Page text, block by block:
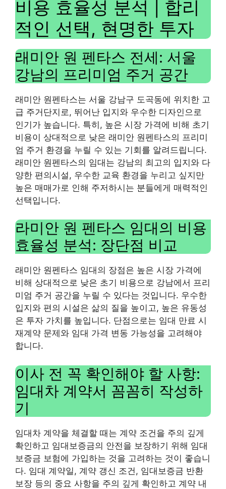
비용 효율성 분석 | 합리
적인 선택, 현명한 투자
래미안 원 펜타스 전세: 서울
강남의 프리미엄 주거 공간
래미안 원펜타스는 서울 강남구 도곡동에 위치한 고
급 주거단지로, 뛰어난 입지와 우수한 디자인으로
인기가 높습니다. 특히, 높은 시장 가격에 비해 초기
비용이 상대적으로 낮은 래미안 원펜타스의 프리미
엄 주거 환경을 누릴 수 있는 기회를 알려드립니다.
래미안 원펜타스의 임대는 강남의 최고의 입지와 다
양한 편의시설, 우수한 교육 환경을 누리고 싶지만
높은 매매가로 인해 주저하시는 분들에게 매력적인
선택입니다.
라미안 원 펜타스 임대의 비용
효율성 분석: 장단점 비교
래미안 원펜타스 임대의 장점은 높은 시장 가격에
비해 상대적으로 낮은 초기 비용으로 강남에서 프리
미엄 주거 공간을 누릴 수 있다는 것입니다. 우수한
입지와 편의 시설은 삶의 질을 높이고, 높은 유동성
은 투자 가치를 높입니다. 단점으로는 임대 만료 시
재계약 문제와 임대 가격 변동 가능성을 고려해야
합니다.
이사 전 꼭 확인해야 할 사항:
임대차 계약서 꼼꼼히 작성하
기
임대차 계약을 체결할 때는 계약 조건을 주의 깊게
확인하고 임대보증금의 안전을 보장하기 위해 임대
보증금 보험에 가입하는 것을 고려하는 것이 좋습니
다. 임대 계약일, 계약 갱신 조건, 임대보증금 반환
보장 등의 중요 사항을 주의 깊게 확인하고 계약 내